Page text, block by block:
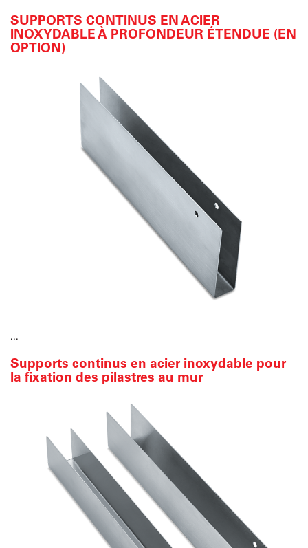
SUPPORTS CONTINUS EN ACIER
INOXYDABLE À PROFONDEUR ÉTENDUE (EN
OPTION)
...
Supports continus en acier inoxydable pour
la fixation des pilastres au mur